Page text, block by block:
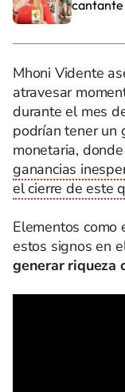
cantante
Mhoni Vidente
atravesar
durante el mes
podrían tener un
monetaria,
ganancias
el cierre de este
Elementos
estos signos en
generar riqueza